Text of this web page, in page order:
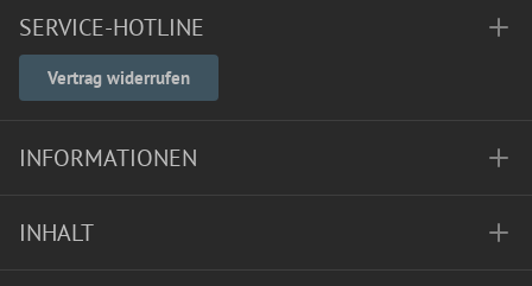
SERVICE-HOTLINE
Vertrag widerrufen
INFORMATIONEN
INHALT